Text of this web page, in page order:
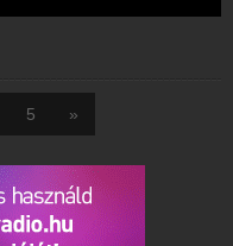
5 »